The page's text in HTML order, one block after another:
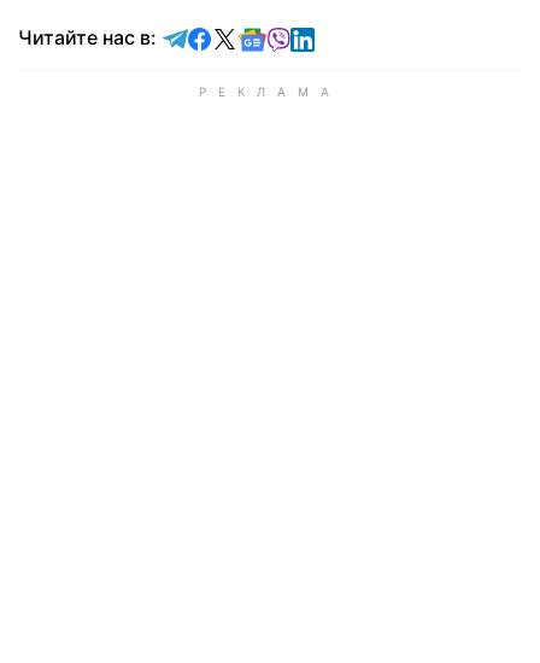
Читайте нас в: Читайте в Telegram
Читайте в Facebook
Читайте в X
Читайте в Google news
Читайте в Viber
Читайте в LinkedIn